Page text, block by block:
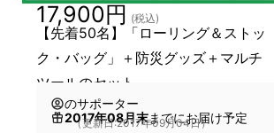
【先着50名】「ローリング＆ストッ
ク・バッグ」＋防災グッズ＋マルチ
ツールのセット
17,900円 (税込)
のサポーター
2017年08月末までにお届け予定
（更新日:2017年09月04日）